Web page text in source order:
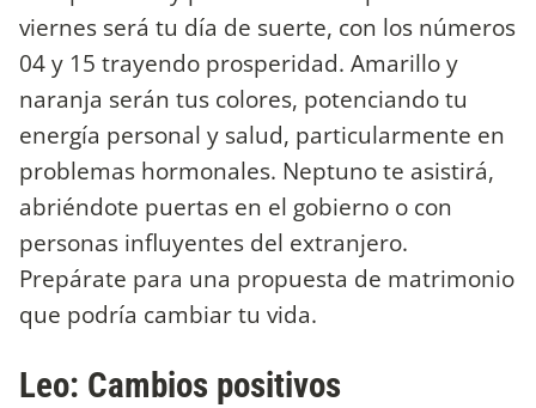
viernes será tu día de suerte, con los números
04 y 15 trayendo prosperidad. Amarillo y
naranja serán tus colores, potenciando tu
energía personal y salud, particularmente en
problemas hormonales. Neptuno te asistirá,
abriéndote puertas en el gobierno o con
personas influyentes del extranjero.
Prepárate para una propuesta de matrimonio
que podría cambiar tu vida.
Leo: Cambios positivos